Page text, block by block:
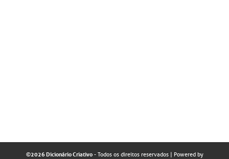
©2026 Dicionário Criativo- Todos os direitos reservados| Powered by